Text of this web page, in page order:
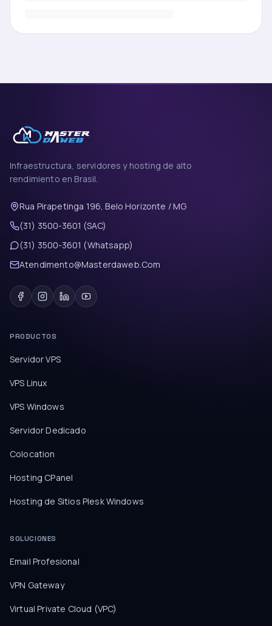
Infraestructura, servidores y hosting de alto
rendimiento en Brasil.
Rua Pirapetinga 196, Belo Horizonte / MG
(31) 3500-3601 (SAC)
(31) 3500-3601 (Whatsapp)
Atendimento@Masterdaweb.Com
PRODUCTOS
Servidor VPS
VPS Linux
VPS Windows
Servidor Dedicado
Colocation
Hosting CPanel
Hosting de Sitios Plesk Windows
SOLUCIONES
Email Profesional
VPN Gateway
Virtual Private Cloud (VPC)